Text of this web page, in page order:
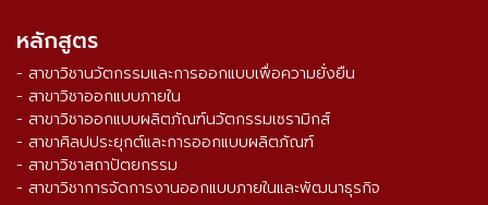
หลักสูตร
- สาขาวิชานวัตกรรมและการออกแบบเพื่อความยั่งยืน
- สาขาวิชาออกแบบภายใน
- สาขาวิชาออกแบบผลิตภัณฑ์นวัตกรรมเซรามิกส์
- สาขาศิลปประยุกต์และการออกแบบผลิตภัณฑ์
- สาขาวิชาสถาปัตยกรรม
- สาขาวิชาการจัดการงานออกแบบภายในและพัฒนาธุรกิจ